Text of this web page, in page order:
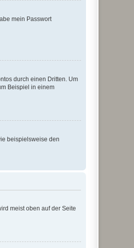
mein Passwort
durch einen Dritten. Um
Beispiel in einem
beispielsweise den
meist oben auf der Seite